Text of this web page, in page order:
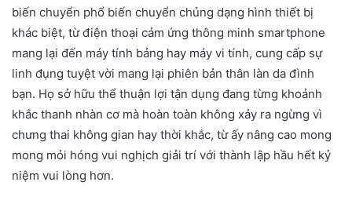
biến chuyển phổ biến chuyển chủng dạng hình thiết bị
khác biệt, từ điện thoại cảm ứng thông minh smartphone
mang lại đến máy tính bảng hay máy vi tính, cung cấp sự
linh đụng tuyệt vời mang lại phiên bản thân làn da đình
bạn. Họ sở hữu thể thuận lợi tận dụng đang từng khoảnh
khắc thanh nhàn cơ mà hoàn toàn không xảy ra ngừng vì
chưng thai không gian hay thời khắc, từ ấy nâng cao mong
mong mỏi hóng vui nghịch giải trí với thành lập hầu hết kỷ
niệm vui lòng hơn.